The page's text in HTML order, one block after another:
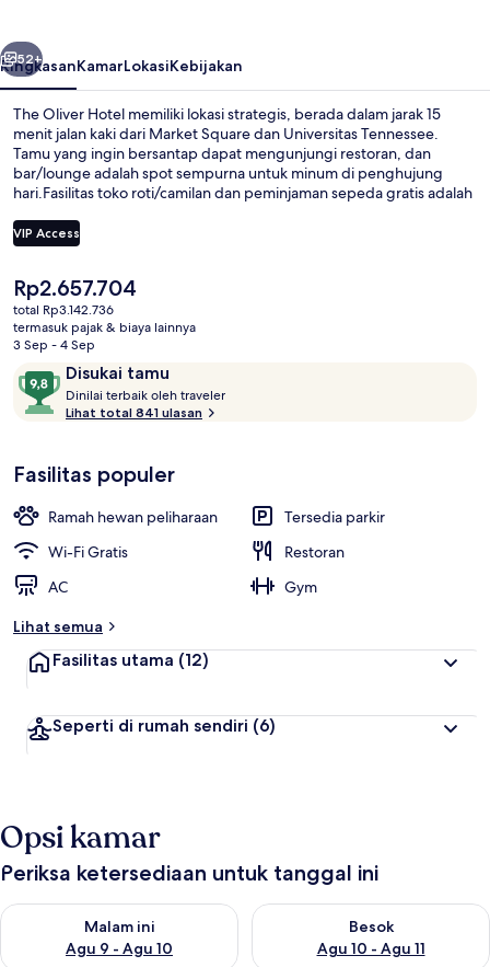
Berikutnya
52+
RingkasanKamarLokasiKebijakan
The Oliver Hotel memiliki lokasi strategis, berada dalam jarak 15
menit jalan kaki dari Market Square dan Universitas Tennessee.
Tamu yang ingin bersantap dapat mengunjungi restoran, dan
bar/lounge adalah spot sempurna untuk minum di penghujung
hari.Fasilitas toko roti/camilan dan peminjaman sepeda gratis adalah
VIP Access
Harga
saat
ini
Rp2.657.704
Rp2.657.704
total Rp3.142.736
termasuk pajak & biaya lainnya
3 Sep - 4 Sep
Ulasan Disukai tamu
9,8
dari
10,
tamu
Dinilai terbaik oleh traveler
i
l
v
e
l
Lihat total 841 ulasan
Fasilitas populer
Ramah hewan peliharaan
Tersedia parkir
Wi-Fi Gratis
Restoran
AC
Gym
Lihat semua
Fasilitas utama (12)
Seperti di rumah sendiri (6)
Opsi kamar
Periksa ketersediaan untuk tanggal ini
Malam ini
Agu 9 - Agu 10
Periksa ketersediaan untuk malam ini Agu 9 - Agu 10
Besok
Agu 10 - Agu 11
Periksa ketersediaan untuk